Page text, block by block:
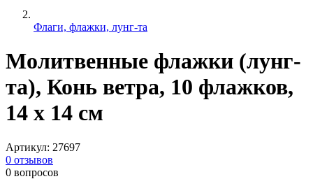
Флаги, флажки, лунг-та
Молитвенные флажки (лунг-
та), Конь ветра, 10 флажков,
14 х 14 см
Артикул: 27697
0 отзывов
0 вопросов